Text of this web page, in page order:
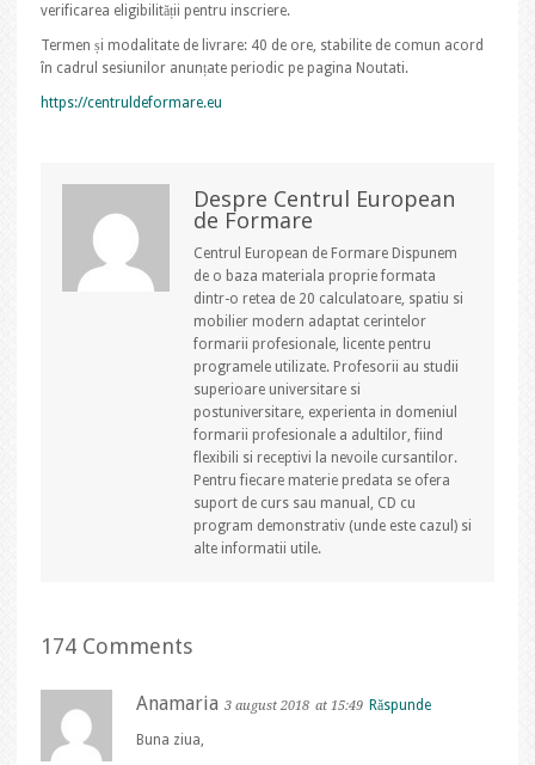
verificarea eligibilității pentru inscriere.
Termen și modalitate de livrare: 40 de ore, stabilite de comun acord
în cadrul sesiunilor anunțate periodic pe pagina Noutati.
https://centruldeformare.eu
Despre Centrul European
de Formare
Centrul European de Formare Dispunem
de o baza materiala proprie formata
dintr-o retea de 20 calculatoare, spatiu si
mobilier modern adaptat cerintelor
formarii profesionale, licente pentru
programele utilizate. Profesorii au studii
superioare universitare si
postuniversitare, experienta in domeniul
formarii profesionale a adultilor, fiind
flexibili si receptivi la nevoile cursantilor.
Pentru fiecare materie predata se ofera
suport de curs sau manual, CD cu
program demonstrativ (unde este cazul) si
alte informatii utile.
174 Comments
Anamaria 3 august 2018 at 15:49 Răspunde
Buna ziua,